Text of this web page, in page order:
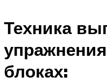
Техника
блоках: